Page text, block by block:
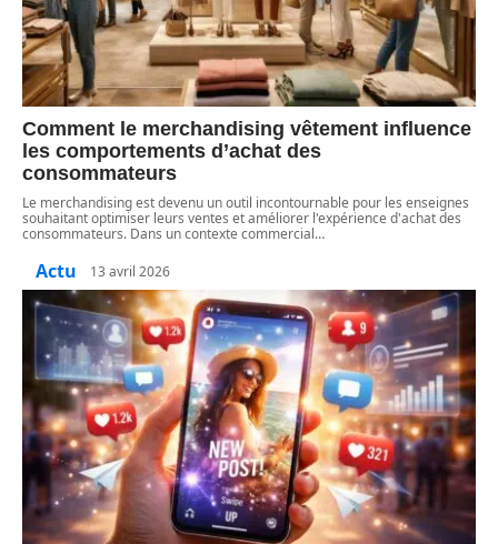
Comment le merchandising vêtement influence
les comportements d’achat des
consommateurs
Le merchandising est devenu un outil incontournable pour les enseignes
souhaitant optimiser leurs ventes et améliorer l'expérience d'achat des
consommateurs. Dans un contexte commercial…
Actu 13 avril 2026